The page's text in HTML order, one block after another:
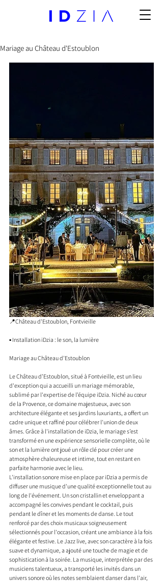
Mariage au Château d'Estoublon
📍Château d'Estoublon, Fontvieille
▪️ Installation iDzia : le son, la lumière
Mariage au Château d'Estoublon
Le Château d’Estoublon, situé à Fontvieille, est un lieu
d'exception qui a accueilli un mariage mémorable,
sublimé par l'expertise de l’équipe iDzia. Niché au cœur
de la Provence, ce domaine majestueux, avec son
architecture élégante et ses jardins luxuriants, a offert un
cadre unique et raffiné pour célébrer l'union de deux
âmes. Grâce à l'installation de iDzia, le mariage s’est
transformé en une expérience sensorielle complète, où le
son et la lumière ont joué un rôle clé pour créer une
atmosphère chaleureuse et intime, tout en restant en
parfaite harmonie avec le lieu.
L'installation sonore mise en place par iDzia a permis de
diffuser une musique d'une qualité exceptionnelle tout au
long de l'événement. Un son cristallin et enveloppant a
accompagné les convives pendant le cocktail, puis
pendant le dîner et les moments de danse. Le tout
renforcé par des choix musicaux soigneusement
sélectionnés pour l'occasion, créant une ambiance à la fois
élégante et festive. Le Jazz live, avec son caractère à la fois
suave et dynamique, a ajouté une touche de magie et de
sophistication à la soirée. La musique, interprétée par des
musiciens talentueux, a transporté les invités dans un
univers sonore où les notes semblaient danser dans l'air,